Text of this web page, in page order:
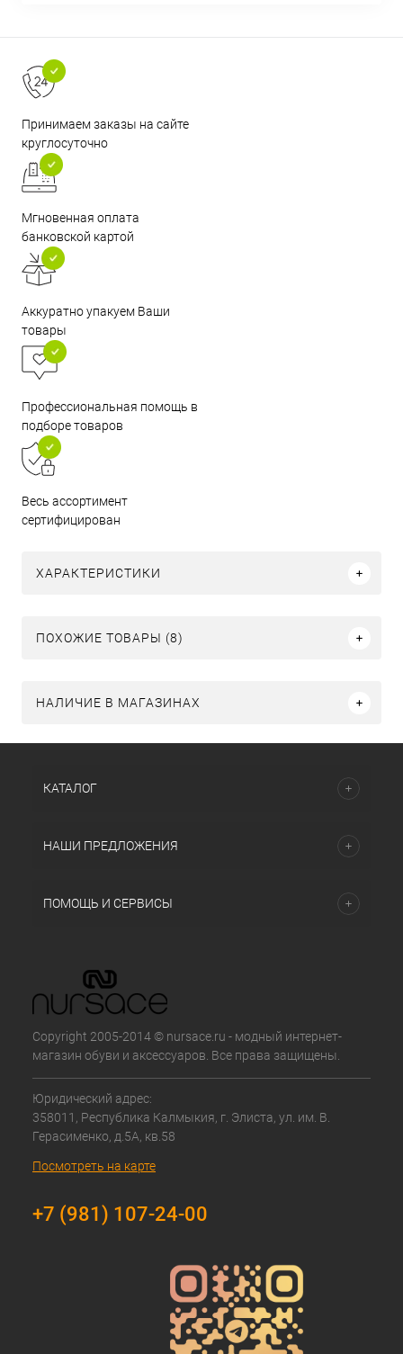
Принимаем заказы на сайте
круглосуточно
Мгновенная оплата
банковской картой
Аккуратно упакуем Ваши
товары
Профессиональная помощь в
подборе товаров
Весь ассортимент
сертифицирован
ХАРАКТЕРИСТИКИ
ПОХОЖИЕ ТОВАРЫ (8)
НАЛИЧИЕ В МАГАЗИНАХ
КАТАЛОГ
НАШИ ПРЕДЛОЖЕНИЯ
ПОМОЩЬ И СЕРВИСЫ
Copyright 2005-2014 © nursace.ru - модный интернет-
магазин обуви и аксессуаров. Все права защищены.
Юридический адрес:
358011, Республика Калмыкия, г. Элиста, ул. им. В.
Герасименко, д.5А, кв.58
Посмотреть на карте
+7 (981) 107-24-00